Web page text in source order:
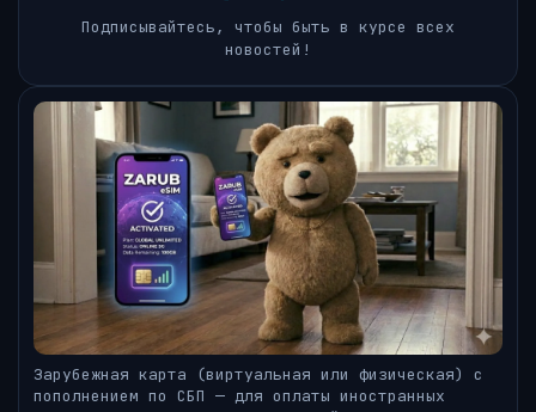
Подписывайтесь, чтобы быть в курсе всех
новостей!
Зарубежная карта (виртуальная или физическая) с
пополнением по СБП — для оплаты иностранных